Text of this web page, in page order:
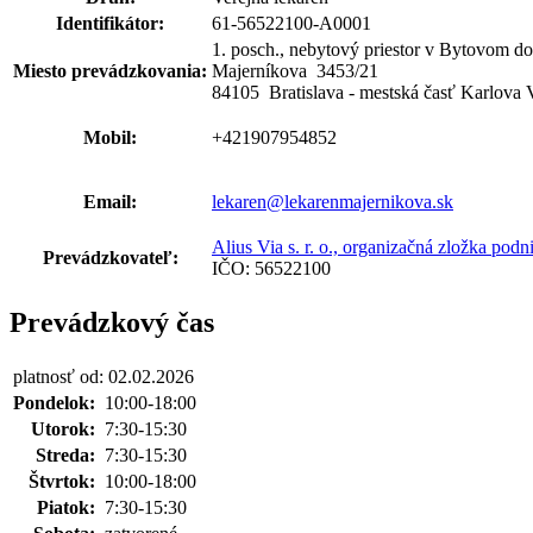
Identifikátor:
61-56522100-A0001
Miesto prevádzkovania:
1. posch., nebytový priestor v Bytovom
Majerníkova 3453/21
84105 Bratislava - mestská časť Karlova
Mobil: +421907954852
Email: lekaren@lekarenmajernikova.sk
Prevádzkovateľ:
Alius Via s. r. o., organizačná zložka
IČO: 56522100
Prevádzkový čas
platnosť od: 02.02.2026
Pondelok: 10:00-18:00
Utorok: 7:30-15:30
Streda: 7:30-15:30
Štvrtok: 10:00-18:00
Piatok: 7:30-15:30